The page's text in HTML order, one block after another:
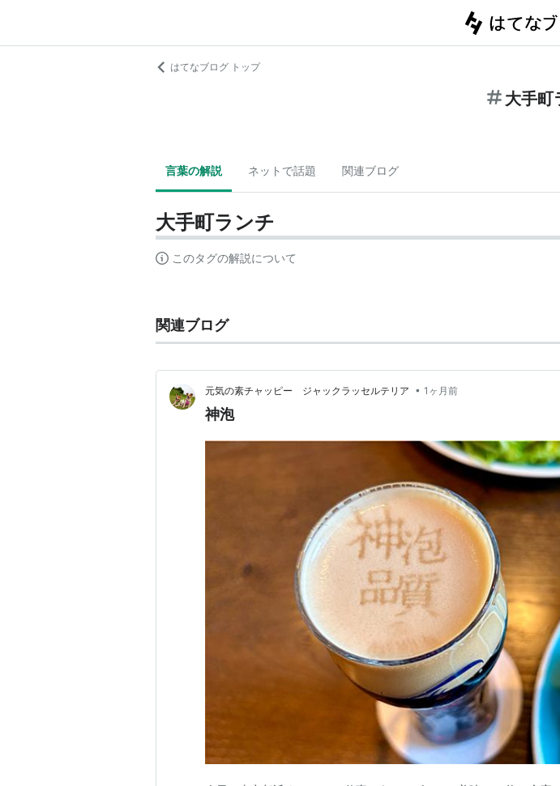
はてなブログ トップ
大手町
言葉の解説 ネットで話題 関連ブログ
大手町ランチ
このタグの解説について
関連ブログ
元気の素チャッピー ジャックラッセルテリア • 1ヶ月前
神泡